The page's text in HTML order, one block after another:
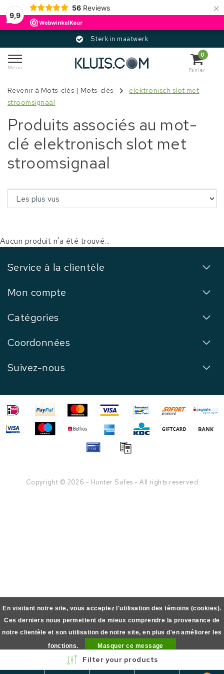
9,9
56 Reviews ×
Sterk in maatwerk
Menu
0
Panier
Revenir à Mots-clés | Mots-clés
elektronisch slot met
stroomsignaal
Produits associés au mot-
clé elektronisch slot met
stroomsignaal
Aucun produit n'a été trouvé...
Service à la clientèle
Mon compte
Catégories
Coordonnées
Suivez-nous
Copyright © 2026 - Hunter Safes - All rights reserved
Filter your products
En visitant notre site, vous acceptez l'utilisation des témoins (cookies).
Ces derniers nous permettent de mieux comprendre la provenance de
notre clientèle et son utilisation de notre site, en plus d'en améliorer les
fonctions.
Masquer ce message
En savoir plus sur les témoins (cookies) »